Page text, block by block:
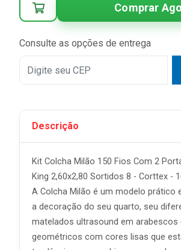
4x R$
5x
7x R$
9x
Comprar
Consulte as opções de entrega
Descrição
Kit Colcha Milão 150 Fios Com 2
King 2,60x2,80 Sortidos 8 - Corttex -
A Colcha Milão é um modelo prático
a decoração do seu quarto, seu
matelados ultrasound em arabescos
geométricos com cores lisas que